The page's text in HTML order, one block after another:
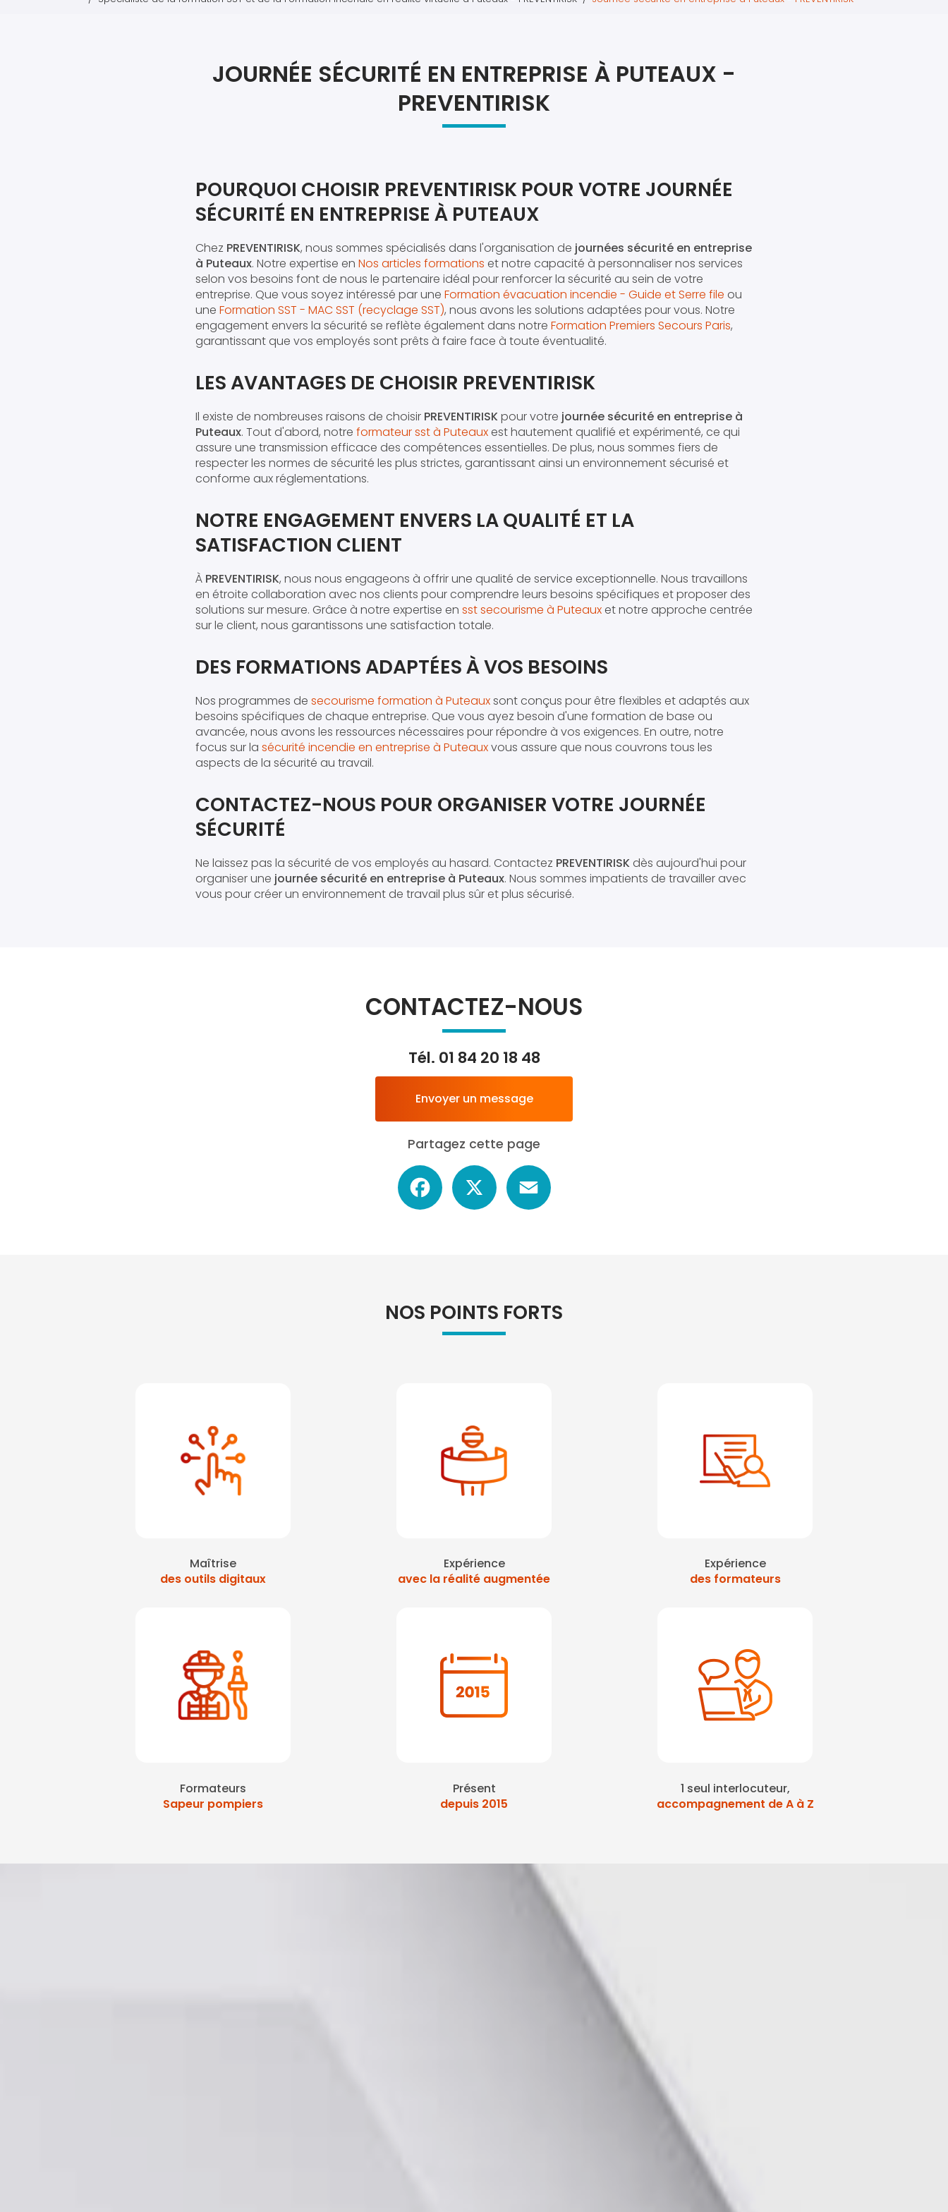
JOURNÉE SÉCURITÉ EN ENTREPRISE À PUTEAUX -
PREVENTIRISK
POURQUOI CHOISIR PREVENTIRISK POUR VOTRE JOURNÉE
SÉCURITÉ EN ENTREPRISE À PUTEAUX
Chez PREVENTIRISK, nous sommes spécialisés dans l'organisation de journées sécurité en entreprise
à Puteaux. Notre expertise en Nos articles formations et notre capacité à personnaliser nos services
selon vos besoins font de nous le partenaire idéal pour renforcer la sécurité au sein de votre
entreprise. Que vous soyez intéressé par une Formation évacuation incendie - Guide et Serre file ou
une Formation SST - MAC SST (recyclage SST), nous avons les solutions adaptées pour vous. Notre
engagement envers la sécurité se reflète également dans notre Formation Premiers Secours Paris,
garantissant que vos employés sont prêts à faire face à toute éventualité.
LES AVANTAGES DE CHOISIR PREVENTIRISK
Il existe de nombreuses raisons de choisir PREVENTIRISKpour votre journée sécurité en entreprise à
Puteaux. Tout d'abord, notre formateur sst à Puteauxest hautement qualifié et expérimenté, ce qui
assure une transmission efficace des compétences essentielles. De plus, nous sommes fiers de
respecter les normes de sécurité les plus strictes, garantissant ainsi un environnement sécurisé et
conforme aux réglementations.
NOTRE ENGAGEMENT ENVERS LA QUALITÉ ET LA
SATISFACTION CLIENT
À PREVENTIRISK, nous nous engageons à offrir une qualité de service exceptionnelle. Nous travaillons
en étroite collaboration avec nos clients pour comprendre leurs besoins spécifiques et proposer des
solutions sur mesure. Grâce à notre expertise en sst secourisme à Puteauxet notre approche centrée
sur le client, nous garantissons une satisfaction totale.
DES FORMATIONS ADAPTÉES À VOS BESOINS
Nos programmes de secourisme formation à Puteauxsont conçus pour être flexibles et adaptés aux
besoins spécifiques de chaque entreprise. Que vous ayez besoin d'une formation de base ou
avancée, nous avons les ressources nécessaires pour répondre à vos exigences. En outre, notre
focus sur la sécurité incendie en entreprise à Puteauxvous assure que nous couvrons tous les
aspects de la sécurité au travail.
CONTACTEZ-NOUS POUR ORGANISER VOTRE JOURNÉE
SÉCURITÉ
Ne laissez pas la sécurité de vos employés au hasard. Contactez PREVENTIRISKdès aujourd'hui pour
organiser une journée sécurité en entreprise à Puteaux. Nous sommes impatients de travailler avec
vous pour créer un environnement de travail plus sûr et plus sécurisé.
CONTACTEZ-NOUS
Tél. 01 84 20 18 48
Envoyer un message
Partagez cette page
Facebook
NOS POINTS FORTS
Maîtrise
des outils digitaux
Expérience
avec la réalité augmentée
Expérience
des formateurs
Formateurs
Sapeur pompiers
Présent
depuis 2015
1 seul interlocuteur,
accompagnement de A à Z